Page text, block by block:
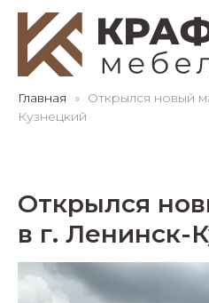
Главная
Открылся новый
Кузнецкий
Открылся
в г. Ленинск-